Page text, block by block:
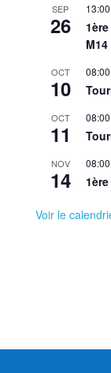
SEP
26
13:00
OCT
10
08:00
OCT
11
08:00
NOV
14
08:00
Voir le